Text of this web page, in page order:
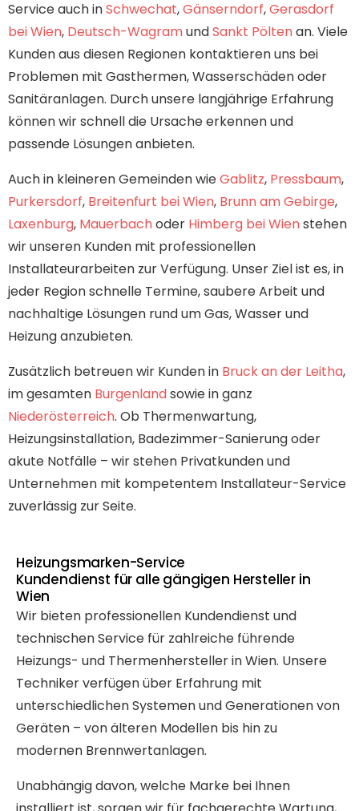
Service auch inSchwechat,Gänserndorf,Gerasdorf
bei Wien, Deutsch-WagramundSankt Pöltenan. Viele
Kunden aus diesen Regionen kontaktieren uns bei
Problemen mit Gasthermen, Wasserschäden oder
Sanitäranlagen. Durch unsere langjährige Erfahrung
können wir schnell die Ursache erkennen und
passende Lösungen anbieten.
Auch in kleineren Gemeinden wieGablitz, Pressbaum,
Purkersdorf, Breitenfurt bei Wien, Brunn am Gebirge,
Laxenburg, Mauerbachoder Himberg bei Wienstehen
wir unseren Kunden mit professionellen
Installateurarbeiten zur Verfügung. Unser Ziel ist es, in
jeder Region schnelle Termine, saubere Arbeit und
nachhaltige Lösungen rund um Gas, Wasser und
Heizung anzubieten.
Zusätzlich betreuen wir Kunden in Bruck an der Leitha,
im gesamten Burgenlandsowie in ganz
Niederösterreich. Ob Thermenwartung,
Heizungsinstallation, Badezimmer-Sanierung oder
akute Notfälle – wir stehen Privatkunden und
Unternehmen mit kompetentem Installateur-Service
zuverlässig zur Seite.
Heizungsmarken-Service
Kundendienst für alle gängigen Hersteller in
Wien
Wir bieten professionellen Kundendienst und
technischen Service für zahlreiche führende
Heizungs- und Thermenhersteller in Wien. Unsere
Techniker verfügen über Erfahrung mit
unterschiedlichen Systemen und Generationen von
Geräten – von älteren Modellen bis hin zu
modernen Brennwertanlagen.
Unabhängig davon, welche Marke bei Ihnen